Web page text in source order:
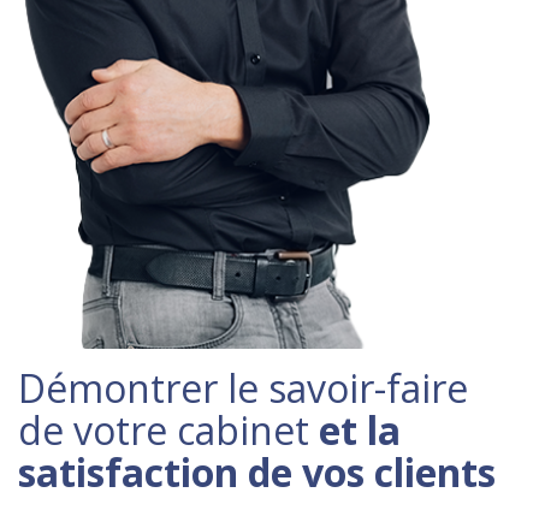
Démontrer le savoir-faire
de votre cabinet et la
satisfaction de vos clients